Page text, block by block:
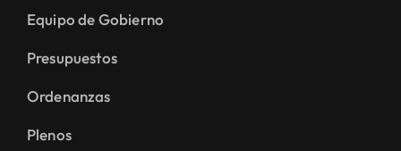
Equipo de Gobierno
Presupuestos
Ordenanzas
Plenos